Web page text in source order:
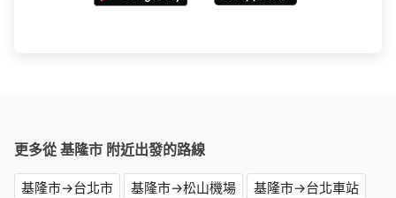
更多從 基隆市 附近出發的路線
基隆市→台北市 基隆市→松山機場
基隆市→台北車站